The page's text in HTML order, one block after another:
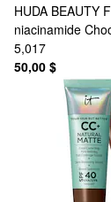
HUDA BEAUTY
niacinamide
5,017
50,00 $